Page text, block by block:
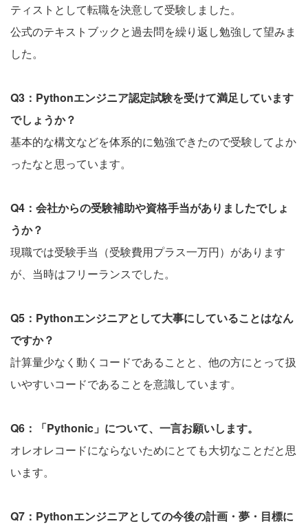
ティストとして転職を決意して受験しました。
公式のテキストブックと過去問を繰り返し勉強して望みま
した。
Q3：Pythonエンジニア認定試験を受けて満足しています
でしょうか？
基本的な構文などを体系的に勉強できたので受験してよか
ったなと思っています。
Q4：会社からの受験補助や資格手当がありましたでしょ
うか？
現職では受験手当（受験費用プラス一万円）があります
が、当時はフリーランスでした。
Q5：Pythonエンジニアとして大事にしていることはなん
ですか？
計算量少なく動くコードであることと、他の方にとって扱
いやすいコードであることを意識しています。
Q6：「Pythonic」について、一言お願いします。
オレオレコードにならないためにとても大切なことだと思
います。
Q7：Pythonエンジニアとしての今後の計画・夢・目標に